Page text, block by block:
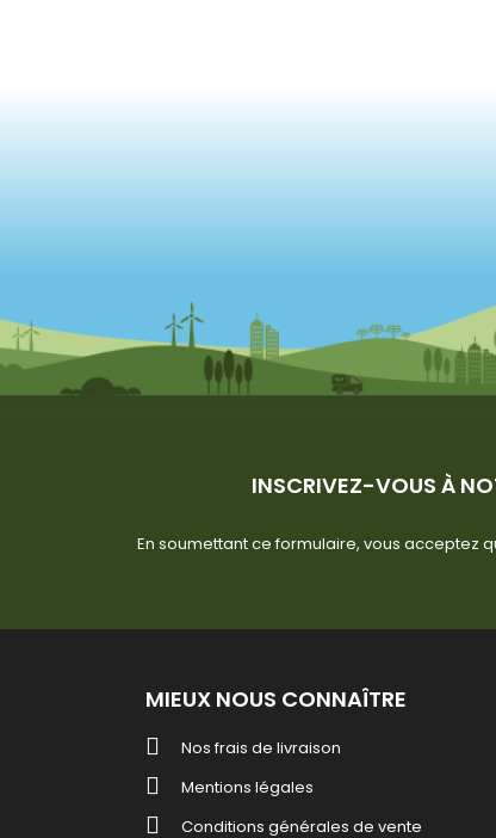
INSCRIVEZ-VOUS À
En soumettant ce formulaire, vous acceptez
MIEUX NOUS CONNAÎTRE
Nos frais de livraison
Mentions légales
Conditions générales de vente